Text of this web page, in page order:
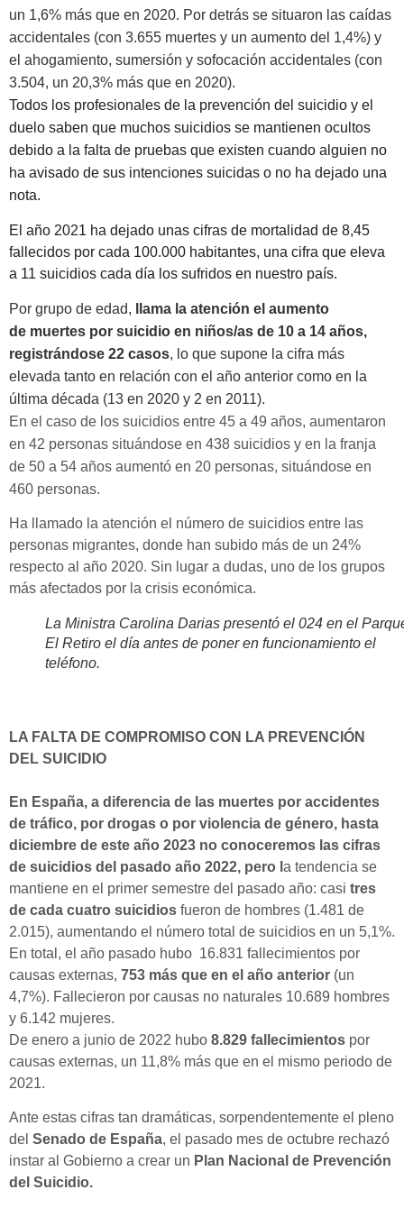
un 1,6% más que en 2020. Por detrás se situaron las caídas
accidentales (con 3.655 muertes y un aumento del 1,4%) y
el ahogamiento, sumersión y sofocación accidentales (con
3.504, un 20,3% más que en 2020).
Todos los profesionales de la prevención del suicidio y el
duelo saben que muchos suicidios se mantienen ocultos
debido a la falta de pruebas que existen cuando alguien no
ha avisado de sus intenciones suicidas o no ha dejado una
nota.
El año 2021 ha dejado unas cifras de mortalidad de 8,45
fallecidos por cada 100.000 habitantes, una cifra que eleva
a 11 suicidios cada día los sufridos en nuestro país.
Por grupo de edad,
llama la atención el aumento
de muertes por suicidio en niños/as de 10 a 14 años,
registrándose 22 casos, lo que supone la cifra más
elevada tanto en relación con el año anterior como en la
última década (13 en 2020 y 2 en 2011).
En el caso de los suicidios entre 45 a 49 años, aumentaron
en 42 personas situándose en 438 suicidios y en la franja
de 50 a 54 años aumentó en 20 personas, situándose en
460 personas.
Ha llamado la atención el número de suicidios entre las
personas migrantes, donde han subido más de un 24%
respecto al año 2020. Sin lugar a dudas, uno de los grupos
más afectados por la crisis económica.
La Ministra Carolina Darias presentó el 024 en el
El Retiro el día antes de poner en funcionamiento el
teléfono.
LA FALTA DE COMPROMISO CON LA PREVENCIÓN
DEL SUICIDIO
En España, a diferencia de las muertes por accidentes
de tráfico, por drogas o por violencia de género, hasta
diciembre de este año 2023 no conoceremos las cifras
de suicidios del pasado año 2022, pero l a tendencia se
mantiene en el primer semestre del pasado año: casi tres
de cada cuatro suicidios fueron de hombres (1.481 de
2.015), aumentando el número total de suicidios en un 5,1%.
En total, el año pasado hubo 16.831 fallecimientos por
causas externas, 753 más que en el año anterior (un
4,7%). Fallecieron por causas no naturales 10.689 hombres
y 6.142 mujeres.
De enero a junio de 2022 hubo 8.829 fallecimientos por
causas externas, un 11,8% más que en el mismo periodo de
2021.
Ante estas cifras tan dramáticas, sorpendentemente el pleno
del Senado de España, el pasado mes de octubre rechazó
instar al Gobierno a crear un Plan Nacional de Prevención
del Suicidio.